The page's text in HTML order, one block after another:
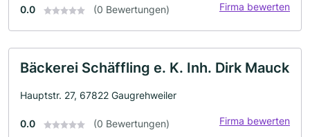
0.0 (0 Bewertungen) Firma bewerten
Bäckerei Schäffling e. K. Inh. Dirk Mauck
Hauptstr. 27, 67822 Gaugrehweiler
0.0 (0 Bewertungen) Firma bewerten